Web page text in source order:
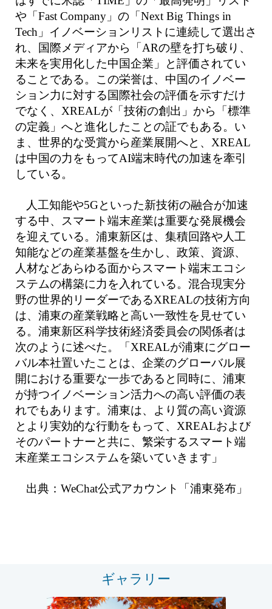
や「Fast Company」の「Next Big Things in
Tech」イノベーションリストに連続して選出さ
れ、国際メディアから「ARの壁を打ち破り、
未来を実用化した中国企業」と評価されてい
ることである。この栄誉は、中国のイノベー
ション力に対する国際社会の評価を示すだけ
でなく、XREALが「技術の創出」から「標準
の定義」へと進化したことの証でもある。い
ま、世界的な受賞から産業展開へと、XREAL
は中国の力をもってAI端末時代の加速を牽引
している。
人工知能や5Gといった新技術の融合が加速
する中、スマート端末産業は重要な発展機会
を迎えている。浦東新区は、集積回路や人工
知能などの産業基盤を生かし、政策、資源、
人材などあらゆる面からスマート端末エコシ
ステムの構築に力を入れている。混合現実分
野の世界的リーダーであるXREALの技術方向
は、浦東の産業戦略と高い一致性を見せてい
る。浦東新区科学技術経済委員会の関係者は
次のように述べた。「XREALが浦東にグロー
バル本社置いたことは、企業のグローバル展
開における重要な一歩であると同時に、浦東
が持つイノベーション活力への高い評価の表
れでもあります。浦東は、より質の高い資源
とより実効的な行動をもって、XREALおよび
そのパートナーと共に、繁栄するスマート端
末産業エコシステムを築いていきます」
出典：WeChat公式アカウント「浦東発布」
ギャラリー